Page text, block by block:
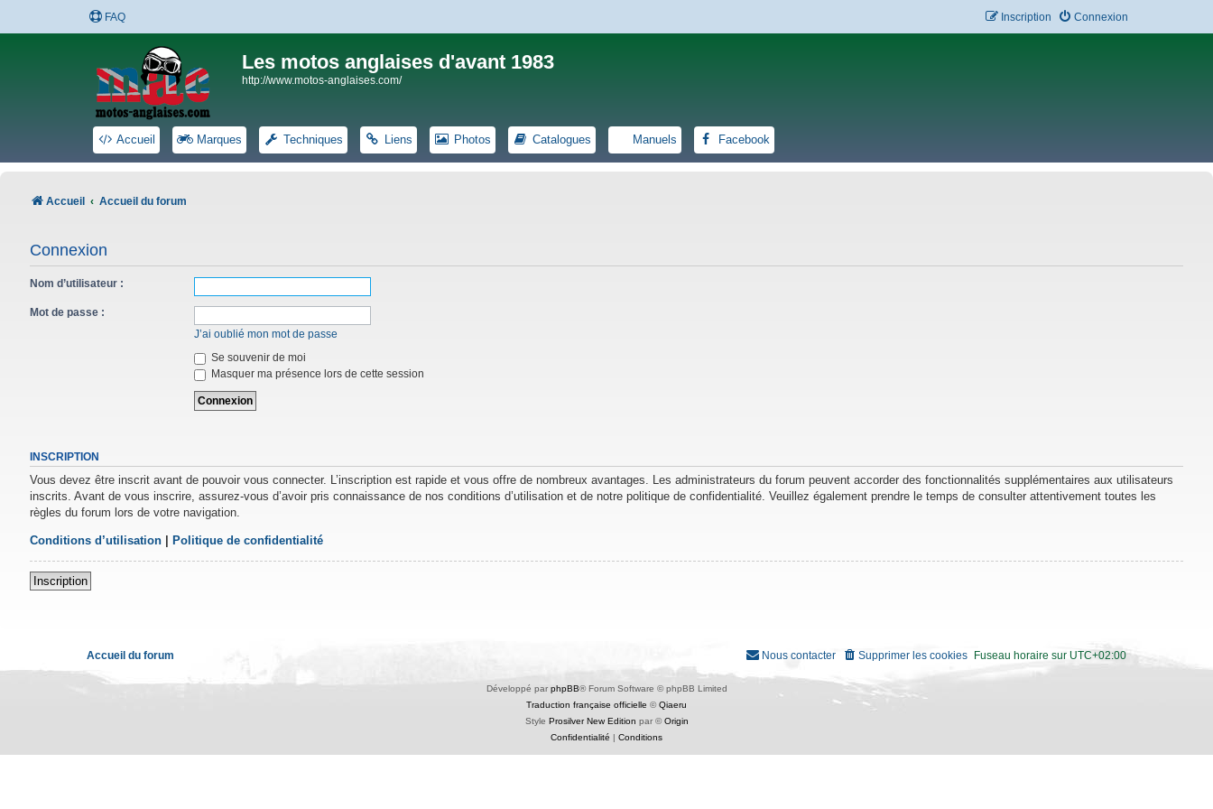
FAQ Connexion
Inscription
Les motos anglaises d'avant 1983
http://www.motos-anglaises.com/
Accueil Marques Techniques Liens Photos Catalogues Manuels Facebook
Accueil Accueil du forum
Connexion
Nom d’utilisateur :
Mot de passe :
J’ai oublié mon mot de passe
Se souvenir de moi
Masquer ma présence lors de cette session
INSCRIPTION
Vous devez être inscrit avant de pouvoir vous connecter. L’inscription est rapide et vous offre de nombreux avantages. Les administrateurs du forum peuvent accorder des fonctionnalités supplémentaires aux utilisateurs
inscrits. Avant de vous inscrire, assurez-vous d’avoir pris connaissance de nos conditions d’utilisation et de notre politique de confidentialité. Veuillez également prendre le temps de consulter attentivement toutes les
règles du forum lors de votre navigation.
Conditions d’utilisation Politique de confidentialité
Inscription
Accueil du forum Fuseau horaire sur UTC+02:00
Supprimer les cookies
Nous contacter
Développé par phpBB® Forum Software © phpBB Limited
Traduction française officielle ©Qiaeru
Style Prosilver New Edition par ©Origin
Confidentialité
Conditions